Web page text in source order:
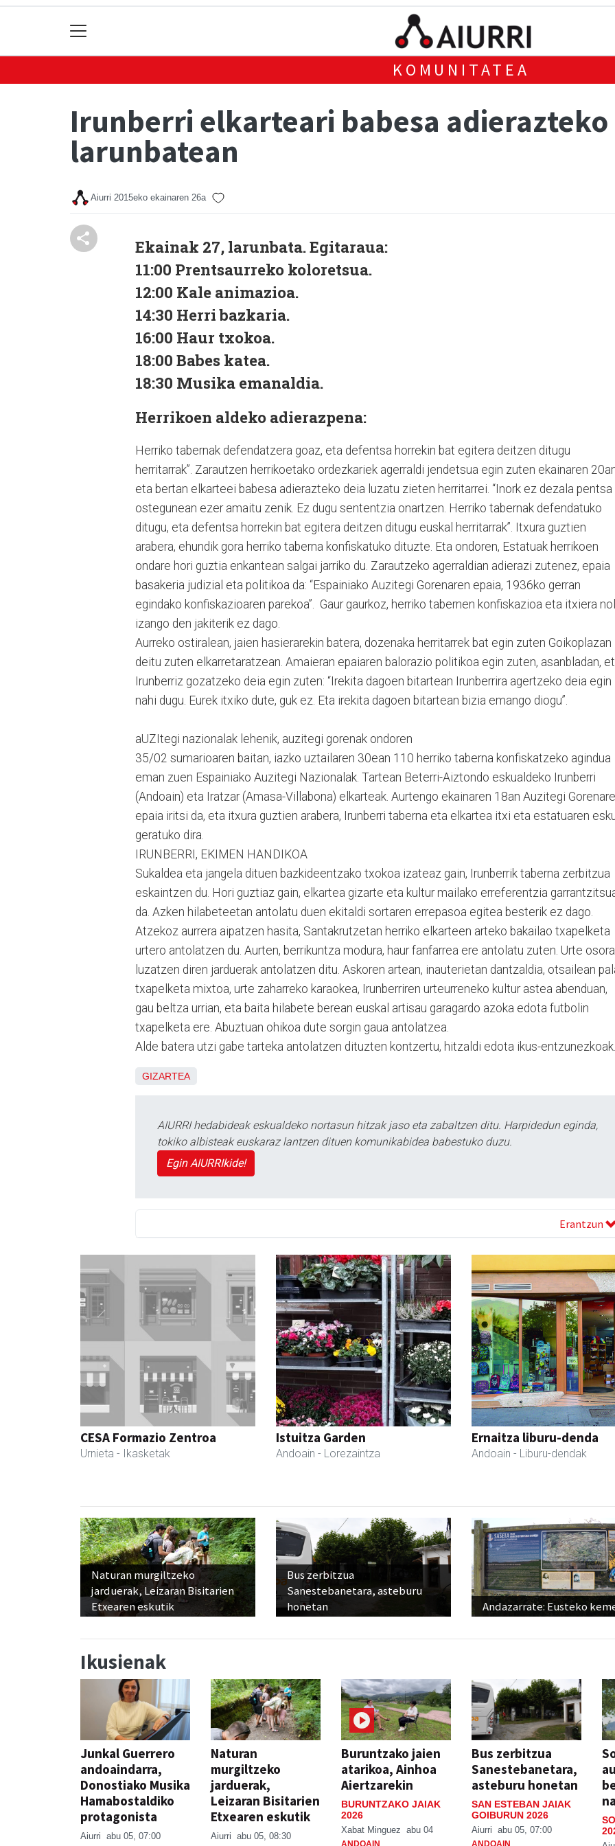
KOMUNITATEA
Irunberri elkarteari babesa adierazteko
larunbatean
Aiurri 2015eko ekainaren 26a
Ekainak 27, larunbata. Egitaraua:
11:00 Prentsaurreko koloretsua.
12:00 Kale animazioa.
14:30 Herri bazkaria.
16:00 Haur txokoa.
18:00 Babes katea.
18:30 Musika emanaldia.
Herrikoen aldeko adierazpena:
Herriko tabernak defendatzera goaz, eta defentsa horrekin bat egitera deitzen ditugu
herritarrak”. Zarautzen herrikoetako ordezkariek agerraldi jendetsua egin zuten ekainaren
eta bertan elkarteei babesa adierazteko deia luzatu zieten herritarrei. “Inork ez dezala pentsa
ostegunean ezer amaitu zenik. Ez dugu sententzia onartzen. Herriko tabernak defendatuko
ditugu, eta defentsa horrekin bat egitera deitzen ditugu euskal herritarrak”. Itxura guztien
arabera, ehundik gora herriko taberna konfiskatuko dituzte. Eta ondoren, Estatuak herrikoen
ondare hori guztia enkantean salgai jarriko du. Zarautzeko agerraldian adierazi zutenez, epaia
basakeria judizial eta politikoa da: “Espainiako Auzitegi Gorenaren epaia, 1936ko gerran
egindako konfiskazioaren parekoa”. Gaur gaurkoz, herriko tabernen konfiskazioa eta itxiera
izango den jakiterik ez dago.
Aurreko ostiralean, jaien hasierarekin batera, dozenaka herritarrek bat egin zuten Goikoplazan
deitu zuten elkarretaratzean. Amaieran epaiaren balorazio politikoa egin zuten, asanbladan,
Irunberriz gozatzeko deia egin zuten: “Irekita dagoen bitartean Irunberrira agertzeko deia egin
nahi dugu. Eurek itxiko dute, guk ez. Eta irekita dagoen bitartean bizia emango diogu”.
aUZItegi nazionalak lehenik, auzitegi gorenak ondoren
35/02 sumarioaren baitan, iazko uztailaren 30ean 110 herriko taberna konfiskatzeko agindua
eman zuen Espainiako Auzitegi Nazionalak. Tartean Beterri-Aiztondo eskualdeko Irunberri
(Andoain) eta Iratzar (Amasa-Villabona) elkarteak. Aurtengo ekainaren 18an Auzitegi
epaia iritsi da, eta itxura guztien arabera, Irunberri taberna eta elkartea itxi eta estatuaren
geratuko dira.
IRUNBERRI, EKIMEN HANDIKOA
Sukaldea eta jangela dituen bazkideentzako txokoa izateaz gain, Irunberrik taberna zerbitzua
eskaintzen du. Hori guztiaz gain, elkartea gizarte eta kultur mailako erreferentzia
da. Azken hilabeteetan antolatu duen ekitaldi sortaren errepasoa egitea besterik ez dago.
Atzekoz aurrera aipatzen hasita, Santakrutzetan herriko elkarteen arteko bakailao txapelketa
urtero antolatzen du. Aurten, berrikuntza modura, haur fanfarrea ere antolatu zuten. Urte osora
luzatzen diren jarduerak antolatzen ditu. Askoren artean, inauterietan dantzaldia, otsailean
txapelketa mixtoa, urte zaharreko karaokea, Irunberriren urteurreneko kultur astea abenduan,
gau beltza urrian, eta baita hilabete berean euskal artisau garagardo azoka edota futbolin
txapelketa ere. Abuztuan ohikoa dute sorgin gaua antolatzea.
Alde batera utzi gabe tarteka antolatzen dituzten kontzertu, hitzaldi edota ikus-entzunezkoak.
GIZARTEA
AIURRI hedabideak eskualdeko nortasun hitzak jaso eta zabaltzen ditu. Harpidedun eginda,
tokiko albisteak euskaraz lantzen dituen komunikabidea babestuko duzu.
Egin AIURRIkide!
Erantzun
CESA Formazio Zentroa
Urnieta - Ikasketak
Istuitza Garden
Andoain - Lorezaintza
Ernaitza liburu-denda
Andoain - Liburu-dendak
Naturan murgiltzeko
jarduerak, Leizaran Bisitarien
Etxearen eskutik
Bus zerbitzua
Sanestebanetara, asteburu
honetan
Andazarrate: Eusteko
Ikusienak
Junkal Guerrero
andoaindarra,
Donostiako Musika
Hamabostaldiko
protagonista
Aiurri abu 05, 07:00
Naturan
murgiltzeko
jarduerak,
Leizaran Bisitarien
Etxearen eskutik
Aiurri abu 05, 08:30
Buruntzako jaien
atarikoa, Ainhoa
Aiertzarekin
BURUNTZAKO JAIAK
2026
Xabat Minguez abu 04
Bus zerbitzua
Sanestebanetara,
asteburu honetan
SAN ESTEBAN JAIAK
GOIBURUN 2026
Aiurri abu 05, 07:00